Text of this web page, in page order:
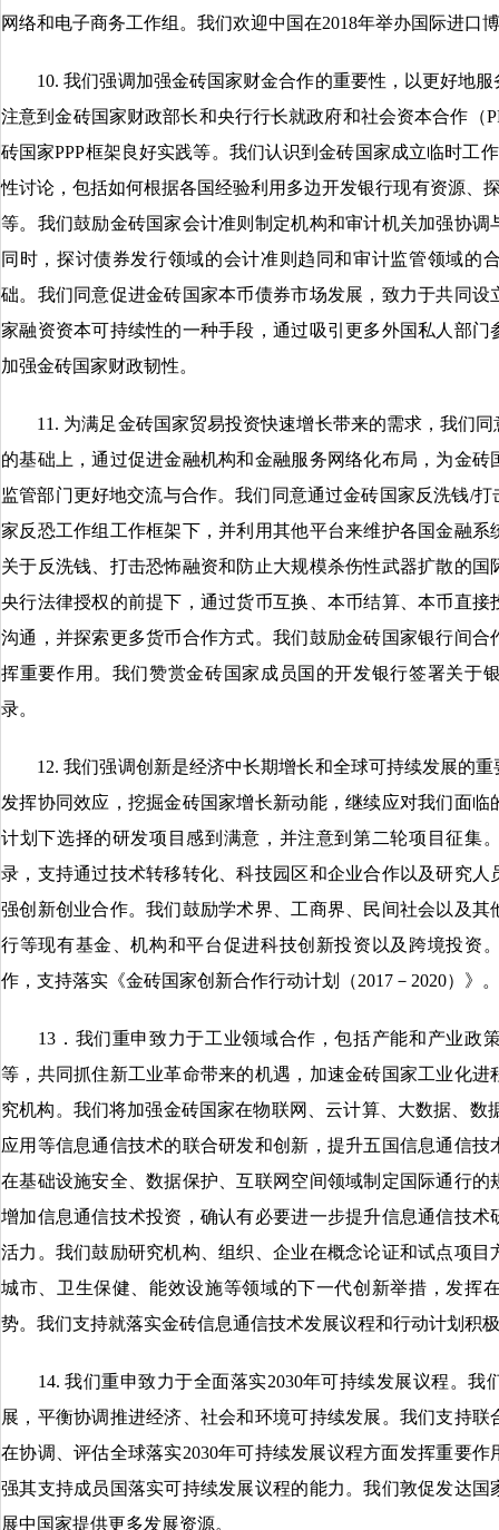
网络和电子商务工作组。我们欢迎中国在2018年举办国际进口
10. 我们强调加强金砖国家财金合作的重要性，以更好地服
注意到金砖国家财政部长和央行行长就政府和社会资本合作（
砖国家PPP框架良好实践等。我们认识到金砖国家成立临时工
性讨论，包括如何根据各国经验利用多边开发银行现有资源、
等。我们鼓励金砖国家会计准则制定机构和审计机关加强协
同时，探讨债券发行领域的会计准则趋同和审计监管领域的
础。我们同意促进金砖国家本币债券市场发展，致力于共同
家融资资本可持续性的一种手段，通过吸引更多外国私人部
加强金砖国家财政韧性。
11. 为满足金砖国家贸易投资快速增长带来的需求，我们同
的基础上，通过促进金融机构和金融服务网络化布局，为金
监管部门更好地交流与合作。我们同意通过金砖国家反洗钱/
家反恐工作组工作框架下，并利用其他平台来维护各国金融
关于反洗钱、打击恐怖融资和防止大规模杀伤性武器扩散的
央行法律授权的前提下，通过货币互换、本币结算、本币直
沟通，并探索更多货币合作方式。我们鼓励金砖国家银行间
挥重要作用。我们赞赏金砖国家成员国的开发银行签署关于
录。
12. 我们强调创新是经济中长期增长和全球可持续发展的重
发挥协同效应，挖掘金砖国家增长新动能，继续应对我们面
计划下选择的研发项目感到满意，并注意到第二轮项目征集
录，支持通过技术转移转化、科技园区和企业合作以及研究
强创新创业合作。我们鼓励学术界、工商界、民间社会以及
行等现有基金、机构和平台促进科技创新投资以及跨境投资
作，支持落实《金砖国家创新合作行动计划（2017－2020）》。
13．我们重申致力于工业领域合作，包括产能和产业政
等，共同抓住新工业革命带来的机遇，加速金砖国家工业化
究机构。我们将加强金砖国家在物联网、云计算、大数据、数
应用等信息通信技术的联合研发和创新，提升五国信息通信
在基础设施安全、数据保护、互联网空间领域制定国际通行
增加信息通信技术投资，确认有必要进一步提升信息通信技
活力。我们鼓励研究机构、组织、企业在概念论证和试点项
城市、卫生保健、能效设施等领域的下一代创新举措，发挥
势。我们支持就落实金砖信息通信技术发展议程和行动计划积
14. 我们重申致力于全面落实2030年可持续发展议程。我
展，平衡协调推进经济、社会和环境可持续发展。我们支持
在协调、评估全球落实2030年可持续发展议程方面发挥重要
强其支持成员国落实可持续发展议程的能力。我们敦促发达
展中国家提供更多发展资源。